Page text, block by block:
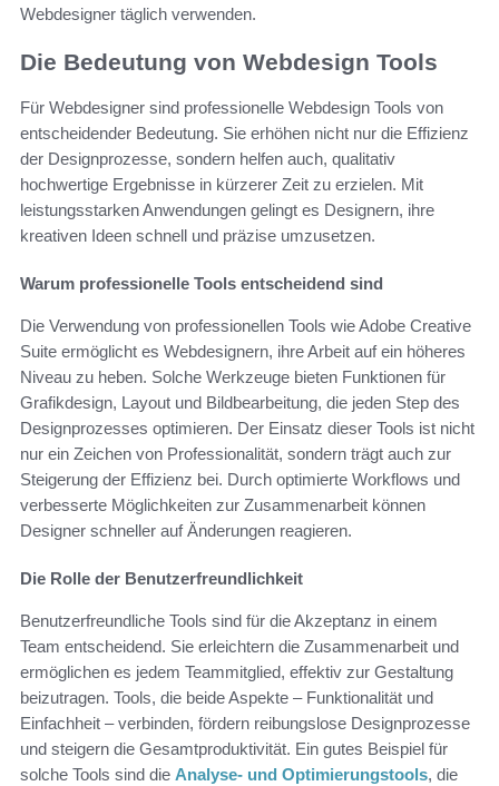
Webdesigner täglich verwenden.
Die Bedeutung von Webdesign Tools
Für Webdesigner sind professionelle Webdesign Tools von
entscheidender Bedeutung. Sie erhöhen nicht nur die Effizienz
der Designprozesse, sondern helfen auch, qualitativ
hochwertige Ergebnisse in kürzerer Zeit zu erzielen. Mit
leistungsstarken Anwendungen gelingt es Designern, ihre
kreativen Ideen schnell und präzise umzusetzen.
Warum professionelle Tools entscheidend sind
Die Verwendung von professionellen Tools wie Adobe Creative
Suite ermöglicht es Webdesignern, ihre Arbeit auf ein höheres
Niveau zu heben. Solche Werkzeuge bieten Funktionen für
Grafikdesign, Layout und Bildbearbeitung, die jeden Step des
Designprozesses optimieren. Der Einsatz dieser Tools ist nicht
nur ein Zeichen von Professionalität, sondern trägt auch zur
Steigerung der Effizienz bei. Durch optimierte Workflows und
verbesserte Möglichkeiten zur Zusammenarbeit können
Designer schneller auf Änderungen reagieren.
Die Rolle der Benutzerfreundlichkeit
Benutzerfreundliche Tools sind für die Akzeptanz in einem
Team entscheidend. Sie erleichtern die Zusammenarbeit und
ermöglichen es jedem Teammitglied, effektiv zur Gestaltung
beizutragen. Tools, die beide Aspekte – Funktionalität und
Einfachheit – verbinden, fördern reibungslose Designprozesse
und steigern die Gesamtproduktivität. Ein gutes Beispiel für
solche Tools sind die Analyse- und Optimierungstools, die